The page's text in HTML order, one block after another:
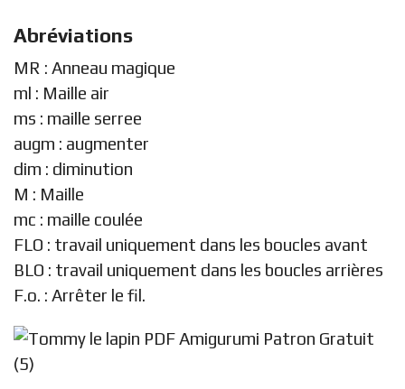
Abréviations
MR : Anneau magique
ml : Maille air
ms : maille serree
augm : augmenter
dim : diminution
M : Maille
mc : maille coulée
FLO : travail uniquement dans les boucles avant
BLO : travail uniquement dans les boucles arrières
F.o. : Arrêter le fil.